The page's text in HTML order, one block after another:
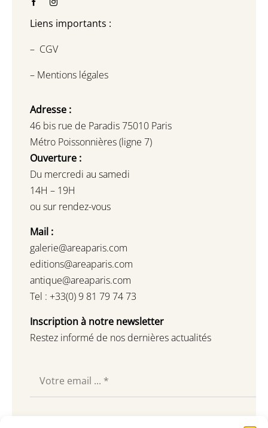
Liens importants :
– CGV
– Mentions légales
Adresse :
46 bis rue de Paradis 75010 Paris
Métro Poissonnières (ligne 7)
Ouverture :
Du mercredi au samedi
14H – 19H
ou sur rendez-vous
Mail :
galerie@areaparis.com
editions@areaparis.com
antique@areaparis.com
Tel : +33(0) 9 81 79 74 73
Inscription à notre newsletter
Restez informé de nos dernières actualités